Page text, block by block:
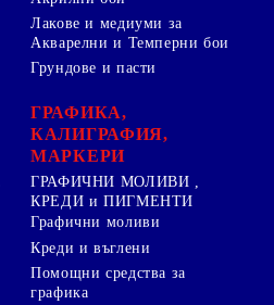
Лакове и медиуми за
Акварелни и Темперни бои
Грундове и пасти
ГРАФИКА,
КАЛИГРАФИЯ,
МАРКЕРИ
ГРАФИЧНИ МОЛИВИ ,
КРЕДИ и ПИГМЕНТИ
Графични моливи
Креди и въглени
Помощни средства за
графика